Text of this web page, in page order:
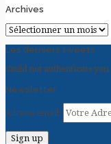
Archives
Archives
Les derniers tweets
Could not authenticate you.
Newsletter
Adresse email: